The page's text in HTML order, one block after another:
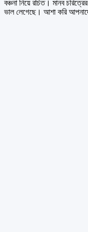
বঞ্চনা নিয়ে রচিত। মানব
ভাল লেগেছে। আশা করি